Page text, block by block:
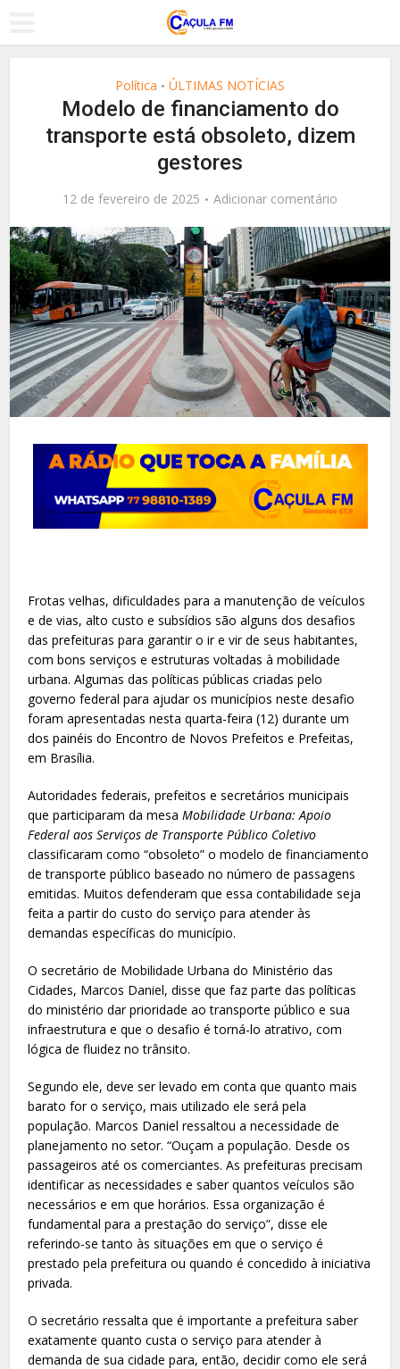
Política • ÚLTIMAS NOTÍCIAS
Modelo de financiamento do
transporte está obsoleto, dizem
gestores
12 de fevereiro de 2025 Adicionar comentário
Frotas velhas, dificuldades para a manutenção de veículos
e de vias, alto custo e subsídios são alguns dos desafios
das prefeituras para garantir o ir e vir de seus habitantes,
com bons serviços e estruturas voltadas à mobilidade
urbana. Algumas das políticas públicas criadas pelo
governo federal para ajudar os municípios neste desafio
foram apresentadas nesta quarta-feira (12) durante um
dos painéis do Encontro de Novos Prefeitos e Prefeitas,
em Brasília.
Autoridades federais, prefeitos e secretários municipais
que participaram da mesaMobilidade Urbana: Apoio
Federal aos Serviços de Transporte Público Coletivo
classificaram como “obsoleto” o modelo de financiamento
de transporte público baseado no número de passagens
emitidas. Muitos defenderam que essa contabilidade seja
feita a partir do custo do serviço para atender às
demandas específicas do município.
O secretário de Mobilidade Urbana do Ministério das
Cidades, Marcos Daniel, disse que faz parte das políticas
do ministério dar prioridade ao transporte público e sua
infraestrutura e que o desafio é torná-lo atrativo, com
lógica de fluidez no trânsito.
Segundo ele, deve ser levado em conta que quanto mais
barato for o serviço, mais utilizado ele será pela
população. Marcos Daniel ressaltou a necessidade de
planejamento no setor. “Ouçam a população. Desde os
passageiros até os comerciantes. As prefeituras precisam
identificar as necessidades e saber quantos veículos são
necessários e em que horários. Essa organização é
fundamental para a prestação do serviço”, disse ele
referindo-se tanto às situações em que o serviço é
prestado pela prefeitura ou quando é concedido à iniciativa
privada.
O secretário ressalta que é importante a prefeitura saber
exatamente quanto custa o serviço para atender à
demanda de sua cidade para, então, decidir como ele será